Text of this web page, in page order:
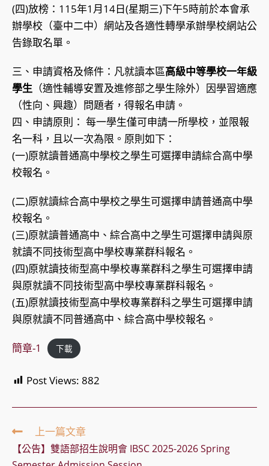
(四)放榜：115年1月14日(星期三)下午5時前於本會承
辦學校（臺中二中）網站及各適性轉學承辦學校網站公
告錄取名單。
三、申請資格及條件：凡就讀本區高級中等學校一年級
學生 （適性輔導安置及進修部之學生除外）因學習適應
（性向、興趣）問題者，得報名申請。
四、申請原則： 每一學生僅可申請一所學校，並限報
名一科，且以一次為限。原則如下：
(一)原就讀普通高中學校之學生可選擇申請綜合高中學
校報名。
(二)原就讀綜合高中學校之學生可選擇申請普通高中學
校報名。
(三)原就讀普通高中、綜合高中之學生可選擇申請與原
就讀不同技術型高中學校專業群科報名。
(四)原就讀技術型高中學校專業群科之學生可選擇申請
與原就讀不同技術型高中學校專業群科報名。
(五)原就讀技術型高中學校專業群科之學生可選擇申請
與原就讀不同普通高中、綜合高中學校報名。
簡章-1 下載
Post Views: 882
Read
more
articles
上一篇文章
【公告】雙語部招生說明會 IBSC 2025-2026 Spring